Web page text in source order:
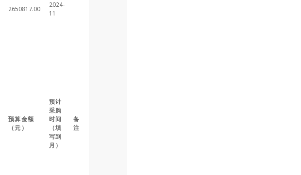
2650817.00
2024-
11
预算金额
（元）
预计
采购
时间
（填
写到
月）
备
注